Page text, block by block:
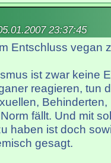
23:37:45
Entschluss vegan
ist zwar keine
reagieren, tun
fällt. Und mit
haben ist doch
gesagt.